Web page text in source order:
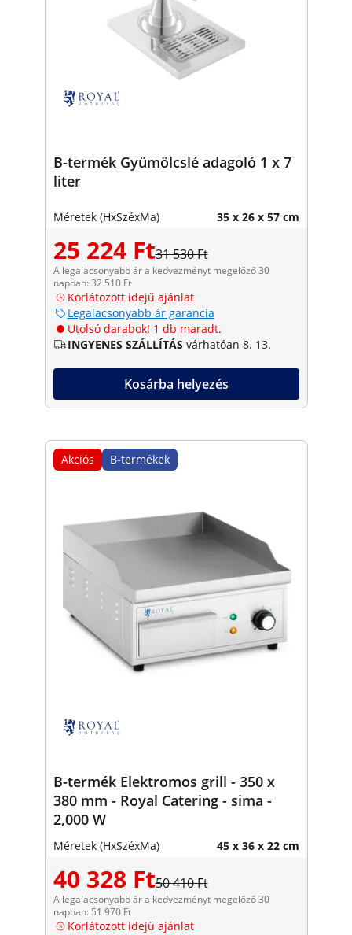
B-termék Gyümölcslé adagoló 1 x 7
liter
Méretek (HxSzéxMa) 35 x 26 x 57 cm
25 224 Ft31 530 Ft
A legalacsonyabb ár a kedvezményt megelőző 30
napban: 32 510 Ft
Korlátozott idejű ajánlat
Legalacsonyabb ár garancia
Utolsó darabok! 1 db maradt.
INGYENES SZÁLLÍTÁS várhatóan 8. 13.
Kosárba helyezés
Akciós B-termékek
B-termék Elektromos grill - 350 x
380 mm - Royal Catering - sima -
2,000 W
Méretek (HxSzéxMa) 45 x 36 x 22 cm
40 328 Ft50 410 Ft
A legalacsonyabb ár a kedvezményt megelőző 30
napban: 51 970 Ft
Korlátozott idejű ajánlat